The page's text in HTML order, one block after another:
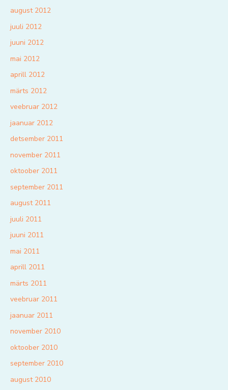
august 2012
juuli 2012
juuni 2012
mai 2012
aprill 2012
märts 2012
veebruar 2012
jaanuar 2012
detsember 2011
november 2011
oktoober 2011
september 2011
august 2011
juuli 2011
juuni 2011
mai 2011
aprill 2011
märts 2011
veebruar 2011
jaanuar 2011
november 2010
oktoober 2010
september 2010
august 2010